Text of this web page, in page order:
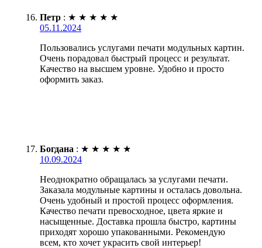
Петр : ★ ★ ★ ★ ★
05.11.2024
Пользовались услугами печати модульных картин.
Очень порадовал быстрый процесс и результат.
Качество на высшем уровне. Удобно и просто
оформить заказ.
Богдана : ★ ★ ★ ★ ★
10.09.2024
Неоднократно обращалась за услугами печати.
Заказала модульные картины и осталась довольна.
Очень удобный и простой процесс оформления.
Качество печати превосходное, цвета яркие и
насыщенные. Доставка прошла быстро, картины
приходят хорошо упакованными. Рекомендую
всем, кто хочет украсить свой интерьер!